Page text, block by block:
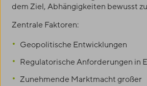
dem Ziel, Abhängigkeiten bewusst
Zentrale Faktoren:
Geopolitische Entwicklungen
Regulatorische Anforderungen in
Zunehmende Marktmacht großer